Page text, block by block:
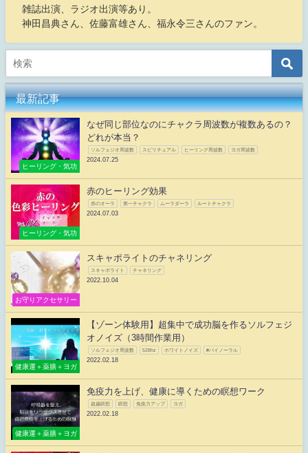
雑誌出演、ラジオ出演等あり。
神田昌典さん、佐藤富雄さん、福永令三さんのファン。
最新記事
ヒーリング・気功
なぜ同じ部位なのにチャクラ周波数が複数あるの？
どれが本当？
ソルフェジオ周波数 スピリチュアル ヒーリング周波数 ヨガ周波数
2024.07.25
ヒーリング・気功
赤のヒーリング効果
赤のオーラ 第一チャクラ ムーラダーラ ルートチャクラ
2024.07.03
お守りアクセサリー
スキャポライトのチャネリング
スキャポライト チャネリング
2022.10.04
健康運＋薬膳＋ヨガ
【ゾーン体験用】超集中で成功脳を作るソルフェジ
オノイズ（3時間作業用）
ソルフェジオ周波数 528hz ホワイトノイズ #バイノーラル
2022.02.18
健康運＋薬膳＋ヨガ
免疫力を上げ、健康に導くための瞑想ワーク
超越瞑想 瞑想 免疫力アップ ヨガ
2022.02.18